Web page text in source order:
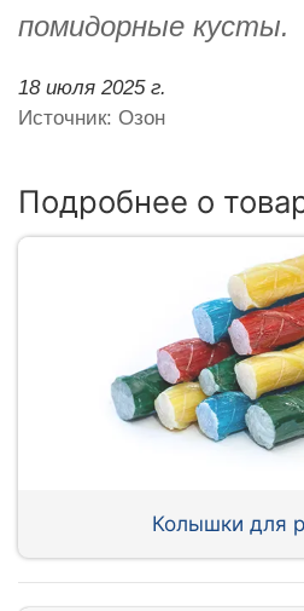
помидорные кусты.
18 июля 2025 г.
Источник: Озон
Подробнее о
Колышки для